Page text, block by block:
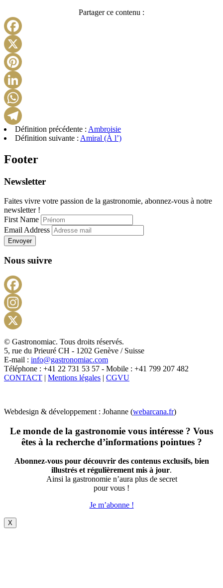
Partager ce contenu :
Telegram
Définition précédente : Ambroisie
Définition suivante : Amiral (À l’)
Footer
Newsletter
Faites vivre votre passion de la gastronomie, abonnez-vous à notre
newsletter !
First Name
Email Address
Envoyer
Nous suivre
X
© Gastronomiac. Tous droits réservés.
5, rue du Prieuré CH - 1202 Genève / Suisse
E-mail : info@gastronomiac.com
Téléphone : +41 22 731 53 57 - Mobile : +41 799 207 482
CONTACT | Mentions légales | CGVU
Webdesign & développement : Johanne (webarcana.fr)
Le monde de la gastronomie vous intéresse ? Vous
êtes à la recherche d’informations pointues ?
Abonnez-vous pour découvrir des contenus exclusifs, bien
illustrés et régulièrement mis à jour.
Ainsi la gastronomie n’aura plus de secret
pour vous !
Je m’abonne !
X